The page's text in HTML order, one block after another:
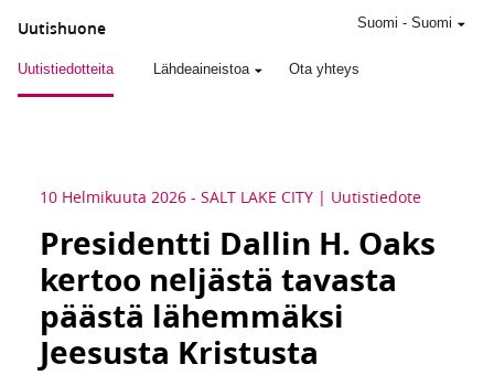
Uutishuone
Uutistiedotteita Lähdeaineistoa Ota yhteys
Suomi - Suomi
10 Helmikuuta 2026 - SALT LAKE CITY Uutistiedote
Presidentti Dallin H. Oaks
kertoo neljästä tavasta
päästä lähemmäksi
Jeesusta Kristusta